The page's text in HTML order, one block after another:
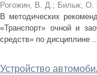
Рогожин, В. Д.; Билык, О.
В методических
«Транспорт» очной и
средств» по дисциплине
Устройство